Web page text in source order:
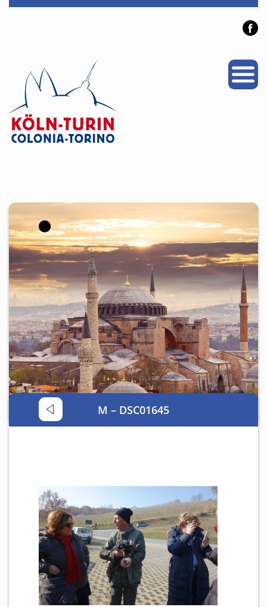
M – DSC01645
M – DSC01645
PARTNERSTADT
NEWS
VERANSTALTUNGEN
Personen
Mitglied werden
Links & Downloads
Satzung
GALERIE
KONTAKT